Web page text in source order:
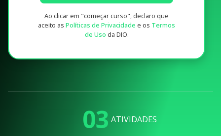
Ao clicar em "começar curso", declaro que
aceito as Políticas de Privacidade e os Termos
de Uso da DIO.
03 ATIVIDADES